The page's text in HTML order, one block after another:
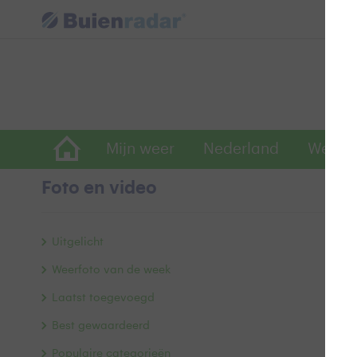
Mijn weer Nederland
Foto en video
Uitgelicht
Weerfoto van de week
Laatst toegevoegd
Best gewaardeerd
Populaire categorieën